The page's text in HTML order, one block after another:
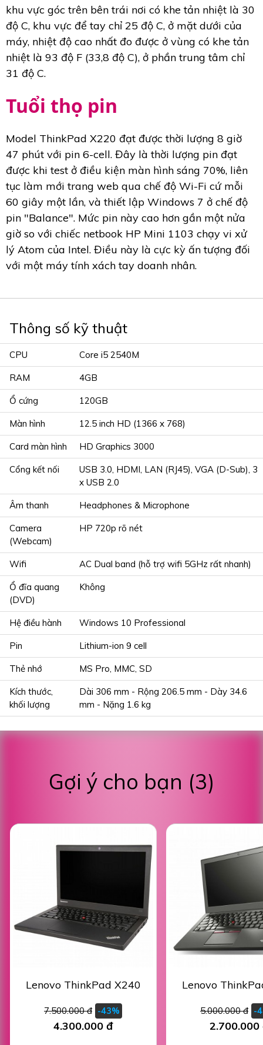
khu vực góc trên bên trái nơi có khe tản nhiệt là 30
độ C, khu vực để tay chỉ 25 độ C, ở mặt dưới của
máy, nhiệt độ cao nhất đo được ở vùng có khe tản
nhiệt là 93 độ F (33,8 độ C), ở phần trung tâm chỉ
31 độ C.
Tuổi thọ pin
Model ThinkPad X220 đạt được thời lượng 8 giờ
47 phút với pin 6-cell. Đây là thời lượng pin đạt
được khi test ở điều kiện màn hình sáng 70%, liên
tục làm mới trang web qua chế độ Wi-Fi cứ mỗi
60 giây một lần, và thiết lập Windows 7 ở chế độ
pin "Balance". Mức pin này cao hơn gần một nửa
giờ so với chiếc netbook HP Mini 1103 chạy vi xử
lý Atom của Intel. Điều này là cực kỳ ấn tượng đối
với một máy tính xách tay doanh nhân.
Thông số kỹ thuật
CPU Core i5 2540M
RAM 4GB
Ổ cứng 120GB
Màn hình 12.5 inch HD (1366 x 768)
Card màn hình HD Graphics 3000
Cổng kết nối
USB 3.0, HDMI, LAN (RJ45), VGA (D-Sub), 3
x USB 2.0
Âm thanh Headphones & Microphone
Camera
(Webcam)
HP 720p rõ nét
Wifi AC Dual band (hỗ trợ wifi 5GHz rất nhanh)
Ổ đĩa quang
(DVD)
Không
Hệ điều hành Windows 10 Professional
Pin Lithium-ion 9 cell
Thẻ nhớ MS Pro, MMC, SD
Kích thước,
khối lượng
Dài 306 mm - Rộng 206.5 mm - Dày 34.6
mm - Nặng 1.6 kg
Gợi ý cho bạn (3)
Lenovo ThinkPad X240
7.500.000 đ -43%
4.300.000 đ
Lenovo
5.000.000 đ -
2.700.000